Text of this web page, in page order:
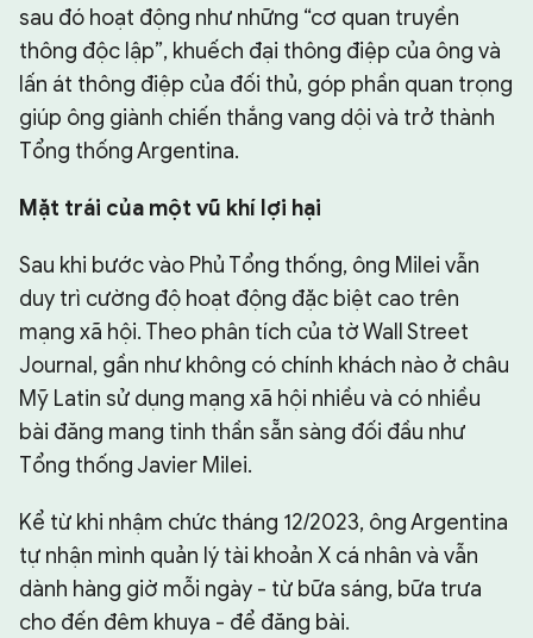
sau đó hoạt động như những “cơ quan truyền
thông độc lập”, khuếch đại thông điệp của ông và
lấn át thông điệp của đối thủ, góp phần quan trọng
giúp ông giành chiến thắng vang dội và trở thành
Tổng thống Argentina.
Mặt trái của một vũ khí lợi hại
Sau khi bước vào Phủ Tổng thống, ông Milei vẫn
duy trì cường độ hoạt động đặc biệt cao trên
mạng xã hội. Theo phân tích của tờ Wall Street
Journal, gần như không có chính khách nào ở châu
Mỹ Latin sử dụng mạng xã hội nhiều và có nhiều
bài đăng mang tinh thần sẵn sàng đối đầu như
Tổng thống Javier Milei.
Kể từ khi nhậm chức tháng 12/2023, ông Argentina
tự nhận mình quản lý tài khoản X cá nhân và vẫn
dành hàng giờ mỗi ngày - từ bữa sáng, bữa trưa
cho đến đêm khuya - để đăng bài.